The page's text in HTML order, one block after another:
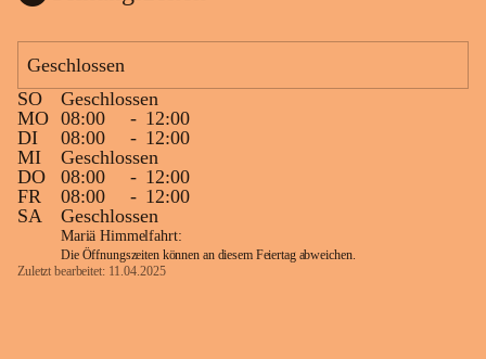
Geschlossen
SO
Geschlossen
MO 08:00 - 12:00
DI
08:00 - 12:00
MI
Geschlossen
DO
08:00 - 12:00
FR
08:00 - 12:00
SA
Geschlossen
Mariä Himmelfahrt:
Die Öffnungszeiten können an diesem Feiertag abweichen.
Zuletzt bearbeitet: 11.04.2025